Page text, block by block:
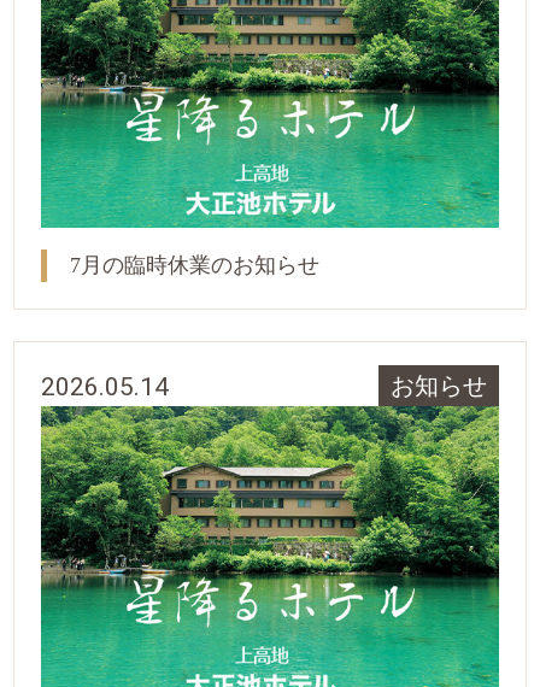
7月の臨時休業のお知らせ
2026.05.14 お知らせ